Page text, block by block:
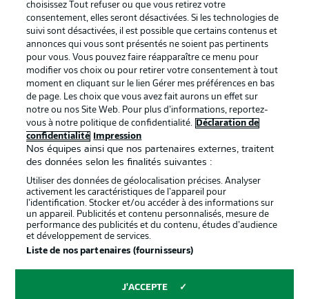
Mentions Légales Gérer mes préférences
Déclaration de
confidentialité
Diffuseurs
Travaux Contact
Impression Joueurs
© 2026 Bundesliga-Gruppe GmbH
Choisissez votre langue
choisissez Tout refuser ou que vous retirez votre
consentement, elles seront désactivées. Si les technologies de
suivi sont désactivées, il est possible que certains contenus et
annonces qui vous sont présentés ne soient pas pertinents
pour vous. Vous pouvez faire réapparaître ce menu pour
modifier vos choix ou pour retirer votre consentement à tout
moment en cliquant sur le lien Gérer mes préférences en bas
de page. Les choix que vous avez fait aurons un effet sur
notre ou nos Site Web. Pour plus d’informations, reportez-
vous à notre politique de confidentialité.
Déclaration de
confidentialité
Impression
Nos équipes ainsi que nos partenaires externes, traitent
des données selon les finalités suivantes :
Utiliser des données de géolocalisation précises. Analyser
activement les caractéristiques de l’appareil pour
l’identification. Stocker et/ou accéder à des informations sur
un appareil. Publicités et contenu personnalisés, mesure de
performance des publicités et du contenu, études d’audience
et développement de services.
Liste de nos partenaires (fournisseurs)
J'ACCEPTE